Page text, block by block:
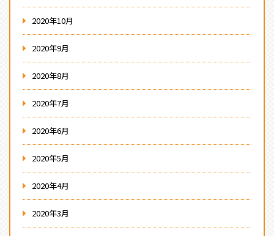
2020年10月
2020年9月
2020年8月
2020年7月
2020年6月
2020年5月
2020年4月
2020年3月